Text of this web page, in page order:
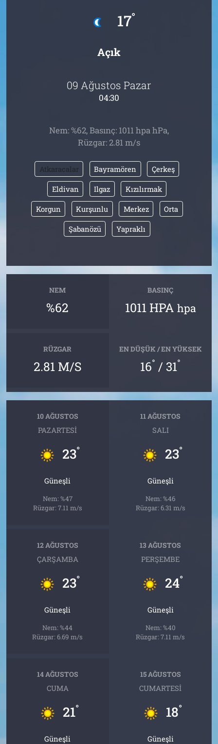
17°
Açık
09 Ağustos Pazar
04:30
Nem: %62, Basınç: 1011 hpa hPa,
Rüzgar: 2.81 m/s
Atkaracalar Bayramören Çerkeş
Eldivan Ilgaz Kızılırmak
Korgun Kurşunlu Merkez Orta
Şabanözü Yapraklı
NEM
%62
BASINÇ
1011 HPA hpa
RÜZGAR
2.81 M/S
EN DÜŞÜK / EN YÜKSEK
16° / 31°
10 AĞUSTOS
PAZARTESI
23°
Güneşli
Nem: %47
Rüzgar: 7.11 m/s
11 AĞUSTOS
SALI
23°
Güneşli
Nem: %46
Rüzgar: 6.31 m/s
12 AĞUSTOS
ÇARŞAMBA
23°
Güneşli
Nem: %44
Rüzgar: 6.69 m/s
13 AĞUSTOS
PERŞEMBE
24°
Güneşli
Nem: %40
Rüzgar: 7.11 m/s
14 AĞUSTOS
CUMA
21°
Güneşli
15 AĞUSTOS
CUMARTESI
18°
Güneşli